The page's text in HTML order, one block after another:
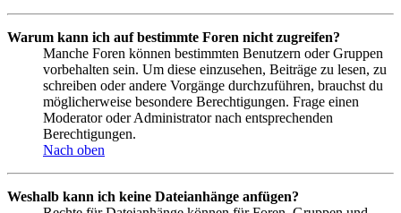
Warum kann ich auf bestimmte Foren nicht zugreifen?
Manche Foren können bestimmten Benutzern oder Gruppen
vorbehalten sein. Um diese einzusehen, Beiträge zu lesen, zu
schreiben oder andere Vorgänge durchzuführen, brauchst du
möglicherweise besondere Berechtigungen. Frage einen
Moderator oder Administrator nach entsprechenden
Berechtigungen.
Nach oben
Weshalb kann ich keine Dateianhänge anfügen?